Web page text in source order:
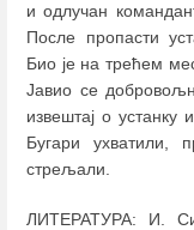
и одлучан
После пропасти
Био је на трећем
Јавио се
извештај о устанку
Бугари ухватили,
стрељали.
ЛИТЕРАТУРА: И.